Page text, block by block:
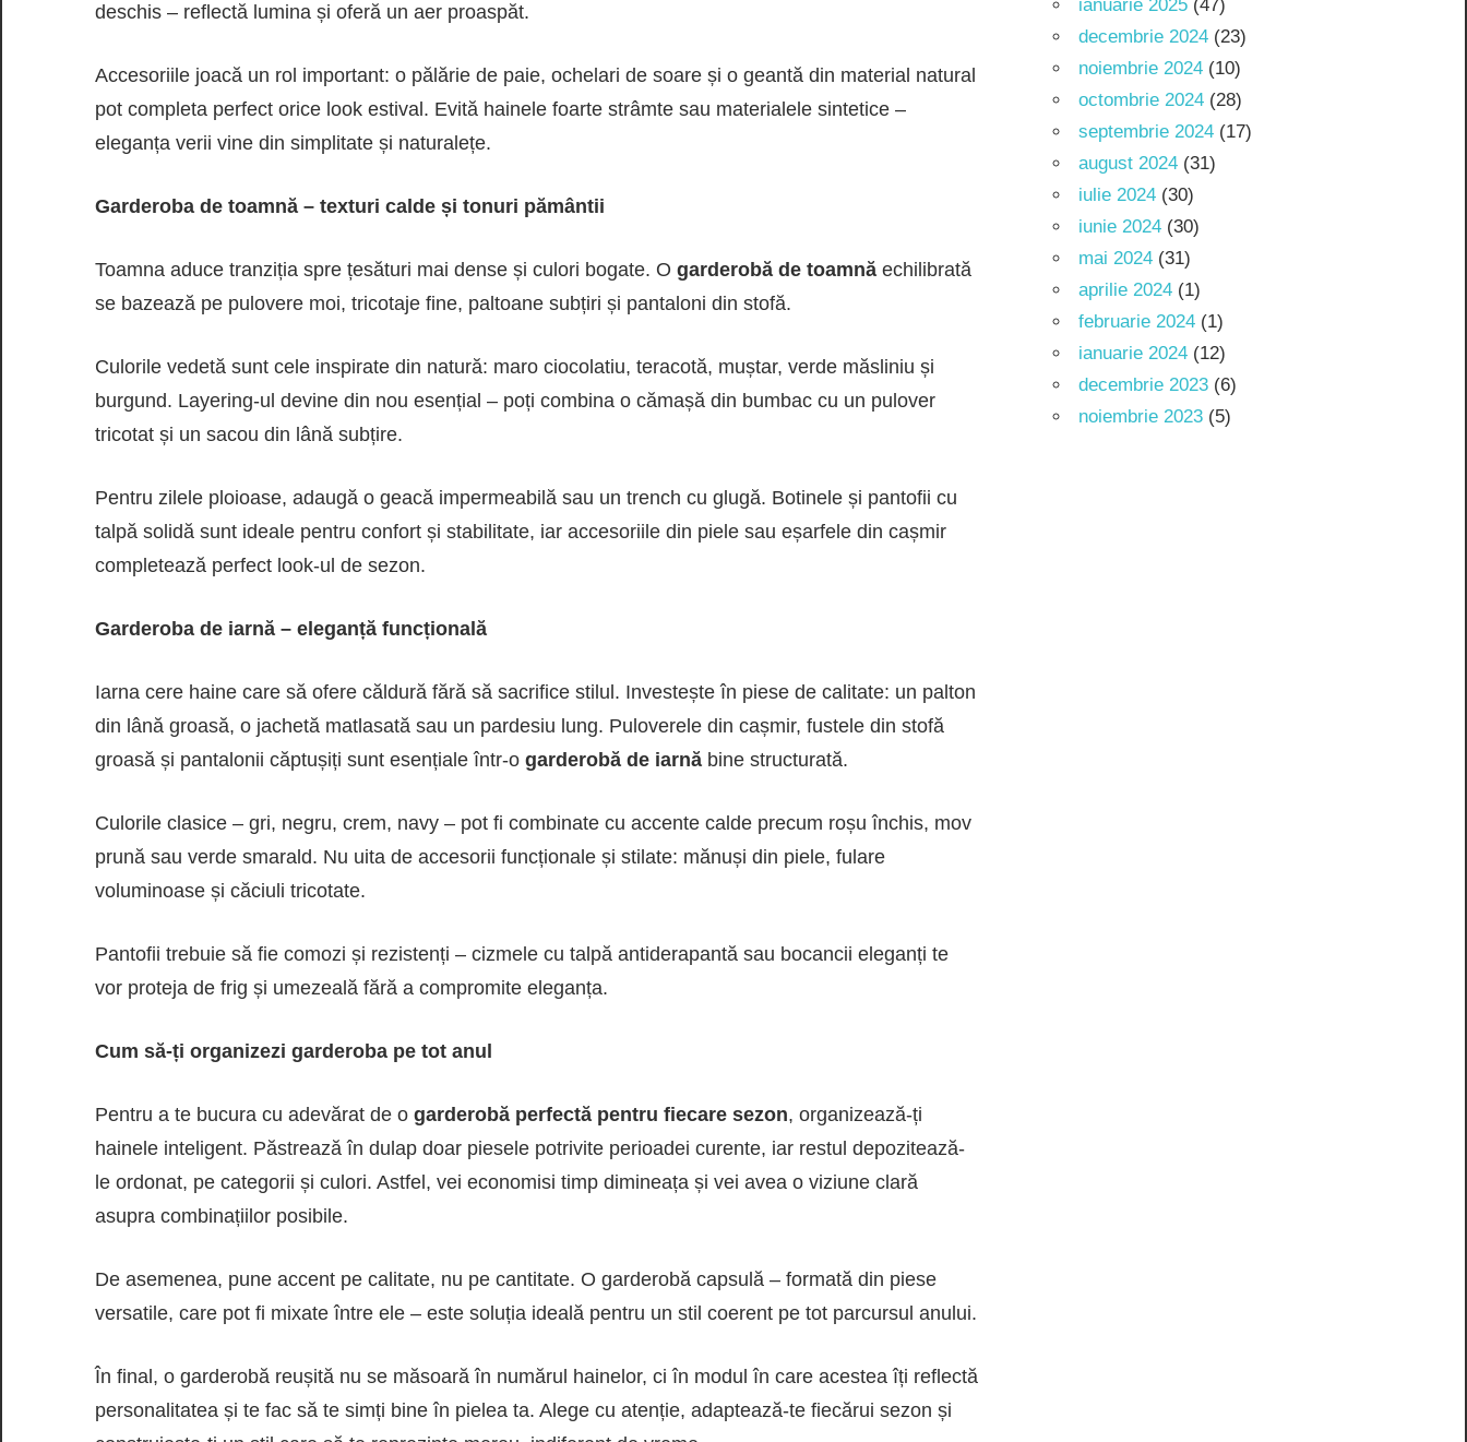
deschis – reflectă lumina și oferă un aer proaspăt.
Accesoriile joacă un rol important: o pălărie de paie, ochelari de soare și o geantă din material natural
pot completa perfect orice look estival. Evită hainele foarte strâmte sau materialele sintetice –
eleganța verii vine din simplitate și naturalețe.
Garderoba de toamnă – texturi calde și tonuri pământii
Toamna aduce tranziția spre țesături mai dense și culori bogate. O garderobă de toamnă echilibrată
se bazează pe pulovere moi, tricotaje fine, paltoane subțiri și pantaloni din stofă.
Culorile vedetă sunt cele inspirate din natură: maro ciocolatiu, teracotă, muștar, verde măsliniu și
burgund. Layering-ul devine din nou esențial – poți combina o cămașă din bumbac cu un pulover
tricotat și un sacou din lână subțire.
Pentru zilele ploioase, adaugă o geacă impermeabilă sau un trench cu glugă. Botinele și pantofii cu
talpă solidă sunt ideale pentru confort și stabilitate, iar accesoriile din piele sau eșarfele din cașmir
completează perfect look-ul de sezon.
Garderoba de iarnă – eleganță funcțională
Iarna cere haine care să ofere căldură fără să sacrifice stilul. Investește în piese de calitate: un palton
din lână groasă, o jachetă matlasată sau un pardesiu lung. Puloverele din cașmir, fustele din stofă
groasă și pantalonii căptușiți sunt esențiale într-o garderobă de iarnă bine structurată.
Culorile clasice – gri, negru, crem, navy – pot fi combinate cu accente calde precum roșu închis, mov
prună sau verde smarald. Nu uita de accesorii funcționale și stilate: mănuși din piele, fulare
voluminoase și căciuli tricotate.
Pantofii trebuie să fie comozi și rezistenți – cizmele cu talpă antiderapantă sau bocancii eleganți te
vor proteja de frig și umezeală fără a compromite eleganța.
Cum să-ți organizezi garderoba pe tot anul
Pentru a te bucura cu adevărat de o garderobă perfectă pentru fiecare sezon, organizează-ți
hainele inteligent. Păstrează în dulap doar piesele potrivite perioadei curente, iar restul depozitează-
le ordonat, pe categorii și culori. Astfel, vei economisi timp dimineața și vei avea o viziune clară
asupra combinațiilor posibile.
De asemenea, pune accent pe calitate, nu pe cantitate. O garderobă capsulă – formată din piese
versatile, care pot fi mixate între ele – este soluția ideală pentru un stil coerent pe tot parcursul anului.
În final, o garderobă reușită nu se măsoară în numărul hainelor, ci în modul în care acestea îți reflectă
personalitatea și te fac să te simți bine în pielea ta. Alege cu atenție, adaptează-te fiecărui sezon și
ianuarie 2025(47)
decembrie 2024(23)
noiembrie 2024(10)
octombrie 2024(28)
septembrie 2024(17)
august 2024(31)
iulie 2024(30)
iunie 2024(30)
mai 2024(31)
aprilie 2024(1)
februarie 2024(1)
ianuarie 2024(12)
decembrie 2023(6)
noiembrie 2023(5)